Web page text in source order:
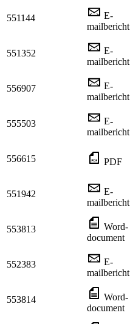
551144
E-
mailbericht
551352
E-
mailbericht
556907
E-
mailbericht
555503
E-
mailbericht
556615 PDF
551942
E-
mailbericht
553813
Word-
document
552383
E-
mailbericht
553814
Word-
document